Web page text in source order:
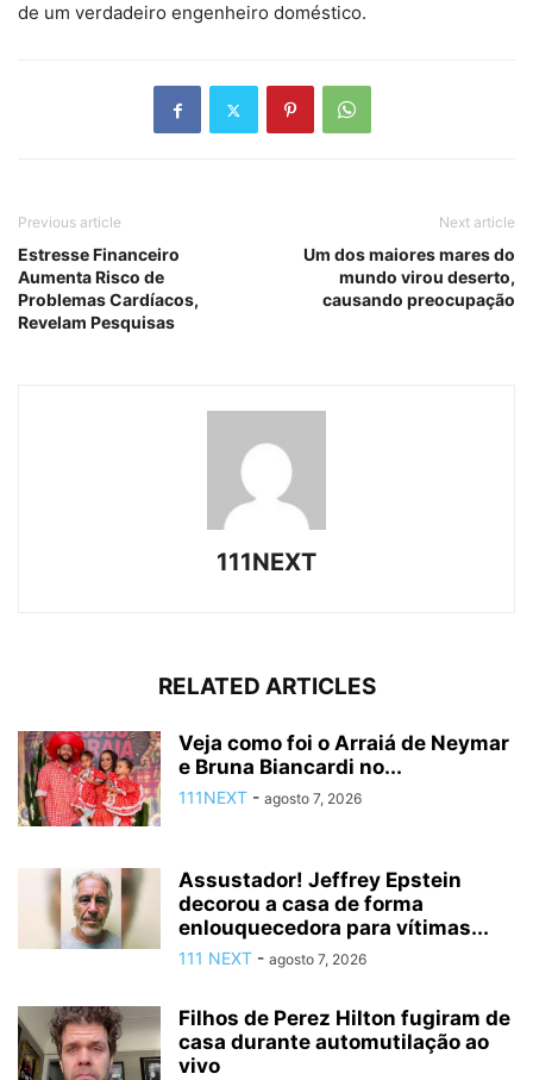
de um verdadeiro engenheiro doméstico.
Previous article
Estresse Financeiro
Aumenta Risco de
Problemas Cardíacos,
Revelam Pesquisas
Next article
Um dos maiores mares do
mundo virou deserto,
causando preocupação
111NEXT
RELATED ARTICLES
Veja como foi o Arraiá de Neymar
e Bruna Biancardi no...
111NEXT - agosto 7, 2026
Assustador! Jeffrey Epstein
decorou a casa de forma
enlouquecedora para vítimas...
111 NEXT - agosto 7, 2026
Filhos de Perez Hilton fugiram de
casa durante automutilação ao
vivo